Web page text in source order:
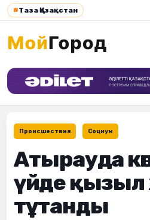
#Таза Қазақстан
Происшествия Социум
Атырауда
үйде
тұтанды